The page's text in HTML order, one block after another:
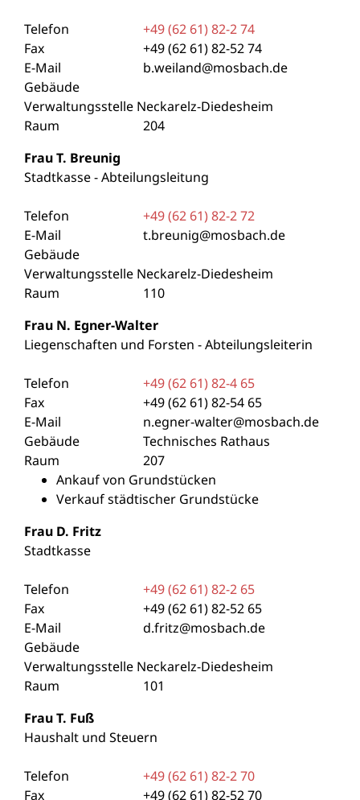
Telefon +49 (62 61) 82-274
Fax
+49 (6261) 82-5274
E-Mail
b.weiland@mosbach.de
Gebäude
Verwaltungsstelle Neckarelz-Diedesheim
Raum
204
FrauT. Breunig
Stadtkasse - Abteilungsleitung
Telefon +49 (62 61) 82-272
E-Mail
t.breunig@mosbach.de
Gebäude
Verwaltungsstelle Neckarelz-Diedesheim
Raum
110
Frau N. Egner-Walter
Liegenschaften und Forsten - Abteilungsleiterin
Telefon +49 (62 61) 82-4 65
Fax
+49 (6261) 82-5465
E-Mail
n.egner-walter@mosbach.de
Gebäude
Technisches Rathaus
Raum
207
Ankauf von Grundstücken
Verkauf städtischer Grundstücke
Frau D. Fritz
Stadtkasse
Telefon +49 (62 61) 82-2 65
Fax
+49 (6261) 82-5265
E-Mail
d.fritz@mosbach.de
Gebäude
Verwaltungsstelle Neckarelz-Diedesheim
Raum
101
FrauT. Fuß
Haushalt und Steuern
Telefon +49 (62 61) 82-270
Fax
+49 (6261) 82-5270